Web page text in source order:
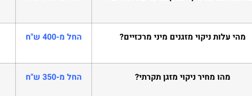
מהי עלות ניקוי מזגנים מיני מרכזיים? החל מ-400 ש"ח
מהו מחיר ניקוי מזגן תקרתי? החל מ-350 ש"ח